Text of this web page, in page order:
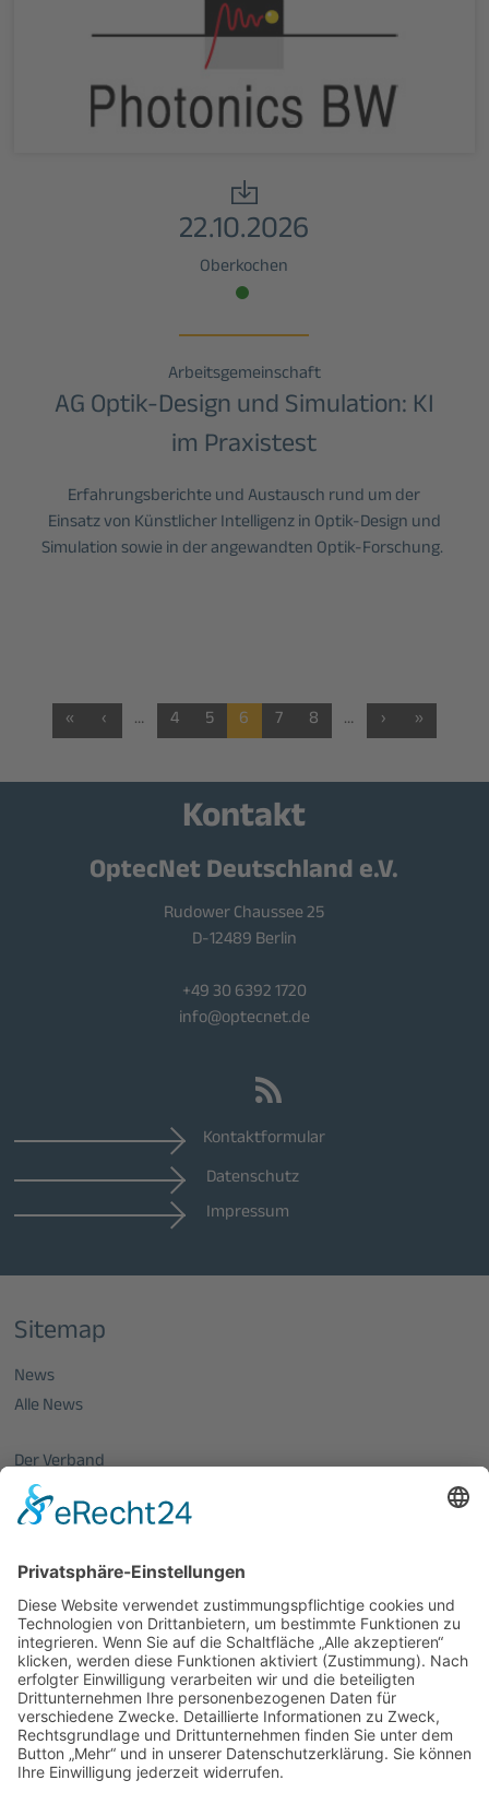
22.10.2026
Oberkochen
Arbeitsgemeinschaft
AG Optik-Design und Simulation: KI
im Praxistest
Erfahrungsberichte und Austausch rund um der
Einsatz von Künstlicher Intelligenz in Optik-Design und
Simulation sowie in der angewandten Optik-Forschung.
« ‹ … 4 5 6 7 8 … › »
Kontakt
OptecNet Deutschland e.V.
Rudower Chaussee 25
D-12489 Berlin
+49 30 6392 1720
info@optecnet.de
Kontaktformular
Datenschutz
Impressum
Sitemap
News
Alle News
Der Verband
Über uns
Mitglieder vom OptecNet
Mitglied werden
PHOTONICS GERMANY
Vorstand
Veranstaltungen
Alle Veranstaltungen
Jobs